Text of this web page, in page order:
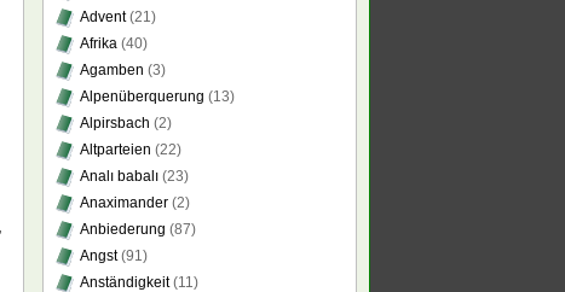
Advent(21)
Afrika (40)
Agamben (3)
Alpenüberquerung (13)
Alpirsbach (2)
Altparteien (22)
Analı babalı (23)
Anaximander (2)
Anbiederung (87)
Angst(91)
Anständigkeit(11)